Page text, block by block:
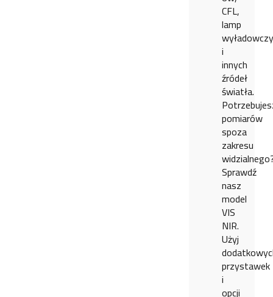
CFL,
lamp
i
innych
źródeł
światła.
pomiarów
spoza
zakresu
Sprawdź
nasz
model
VIS
NIR.
Użyj
przystawek
i
opcji